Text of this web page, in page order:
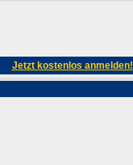
Jetzt kostenlos anmelden!